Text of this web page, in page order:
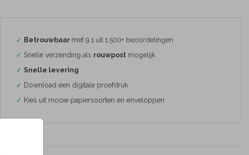
✓ Betrouwbaar met 9.1 uit 1.500+ beoordelingen
✓ Snelle verzending als rouwpostmogelijk
✓ Snelle levering
✓ Download een digitale proefdruk
✓ Kies uit mooie papiersoorten en enveloppen